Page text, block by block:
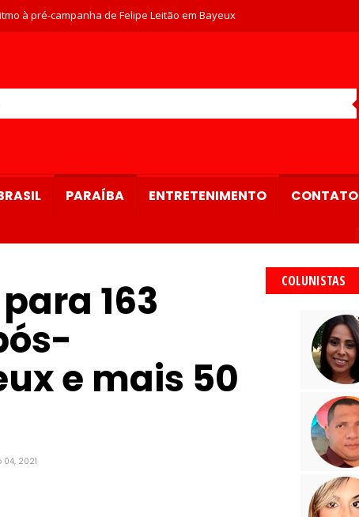
à pré-campanha de Felipe Leitão em Bayeux
PARAÍBA ENTRETENIMENTO CONTATO
163
e mais 50
04, 2021
COLUNISTAS